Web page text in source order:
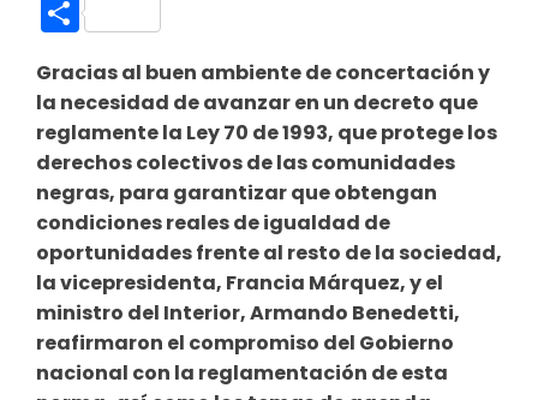
Compartir
Gracias al buen ambiente de concertación y
la necesidad de avanzar en un decreto que
reglamente la Ley 70 de 1993, que protege los
derechos colectivos de las comunidades
negras, para garantizar que obtengan
condiciones reales de igualdad de
oportunidades frente al resto de la sociedad,
la vicepresidenta, Francia Márquez, y el
ministro del Interior, Armando Benedetti,
reafirmaron el compromiso del Gobierno
nacional con la reglamentación de esta